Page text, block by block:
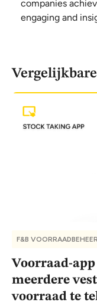
companies
engaging and
F&B VOORRAADBEHEER
Voorraad-
meerdere
voorraad te